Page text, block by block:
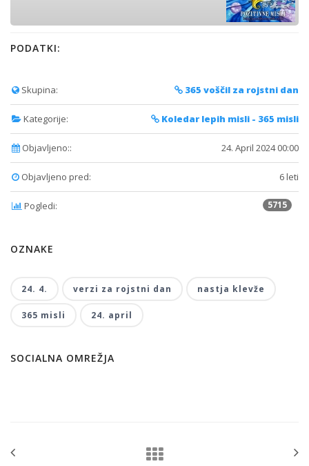
PODATKI:
Skupina: 365 voščil za rojstni dan
Kategorije: Koledar lepih misli - 365 misli
Objavljeno:: 24. April 2024 00:00
Objavljeno pred: 6 leti
Pogledi: 5715
OZNAKE
24. 4. verzi za rojstni dan nastja klevže
365 misli 24. april
SOCIALNA OMREŽJA